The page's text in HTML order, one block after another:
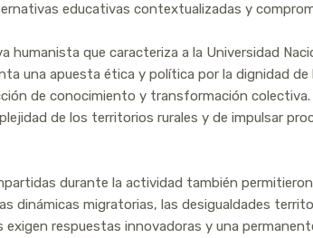
educativas contextualizadas y
humanista que caracteriza a la Universidad
una apuesta ética y política por la dignidad
de conocimiento y transformación
de los territorios rurales y de impulsar
durante la actividad también
dinámicas migratorias, las desigualdades
exigen respuestas innovadoras y una